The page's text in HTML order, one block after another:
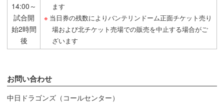
14:00～
試合開
始2時間
後
ます
当日券の残数によりバンテリンドーム正面チケット売り
場および北チケット売場での販売を中止する場合がご
ざいます
お問い合わせ
中日ドラゴンズ（コールセンター）